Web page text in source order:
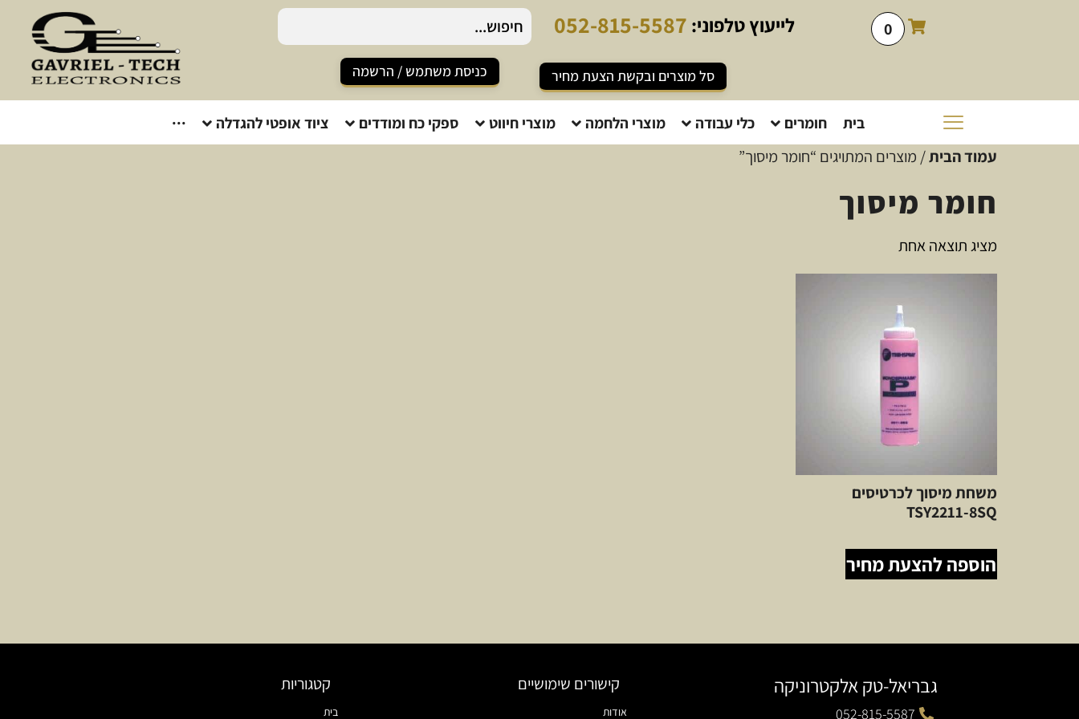
0 לייעוץטלפוני: 052-815-5587
סל מוצרים ובקשת הצעת מחיר כניסת משתמש / הרשמה
בית חומרים כלי עבודה מוצרי הלחמה מוצרי חיווט ספקי כח ומודדים ציוד אופטי להגדלה ···
עמוד הבית/ מוצרים המתויגים “חומר מיסוך”
חומר מיסוך
מציג תוצאה אחת
משחת מיסוך לכרטיסים
TSY2211-8SQ
הוספה להצעת מחיר
גבריאל-טק אלקטרוניקה
052-815-5587
קישורים שימושיים
אודות
קטגוריות
בית